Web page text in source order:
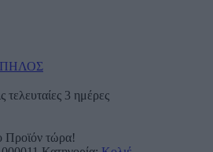
τελευταίες 3 ημέρες
Προϊόν τώρα!